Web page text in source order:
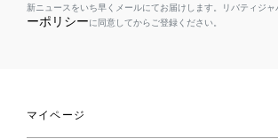
新ニュースをいち早くメールにてお届けします。リバティジャ
ーポリシーに同意してからご登録ください。
マイページ